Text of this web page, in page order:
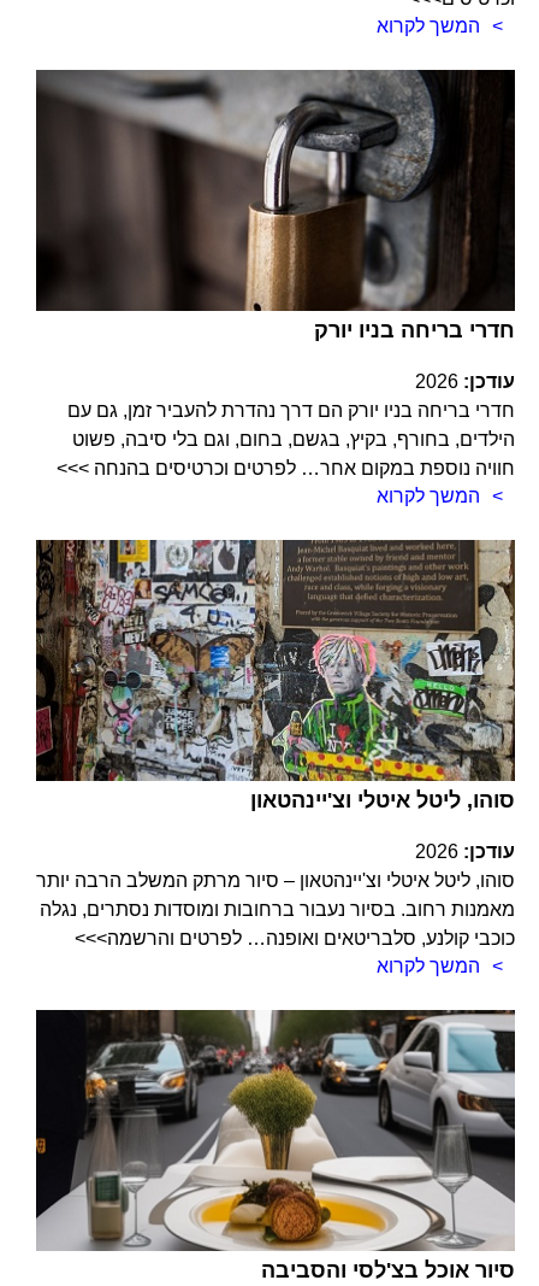
המשך לקרוא
חדרי בריחה בניו יורק
עודכן: 2026
חדרי בריחה בניו יורק הם דרך נהדרת להעביר זמן, גם עם
הילדים, בחורף, בקיץ, בגשם, בחום, וגם בלי סיבה, פשוט
חוויה נוספת במקום אחר… לפרטים וכרטיסים בהנחה >>>
המשך לקרוא
סוהו, ליטל איטלי וצ'יינהטאון
עודכן: 2026
סוהו, ליטל איטלי וצ'יינהטאון – סיור מרתק המשלב הרבה יותר
מאמנות רחוב. בסיור נעבור ברחובות ומוסדות נסתרים, נגלה
כוכבי קולנע, סלבריטאים ואופנה… לפרטים והרשמה>>>
המשך לקרוא
סיור אוכל בצ'לסי והסביבה